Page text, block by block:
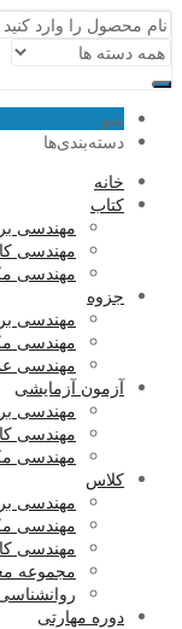
منو
دسته‌بندی‌ها
خانه
کتاب
مهندسی
مهندسی
مهندسی
جزوه
مهندسی
مهندسی
مهندسی
آزمون آزمایشی
مهندسی
مهندسی
مهندسی
کلاس
مهندسی
مهندسی
مهندسی
مجموعه
دوره مهارتی